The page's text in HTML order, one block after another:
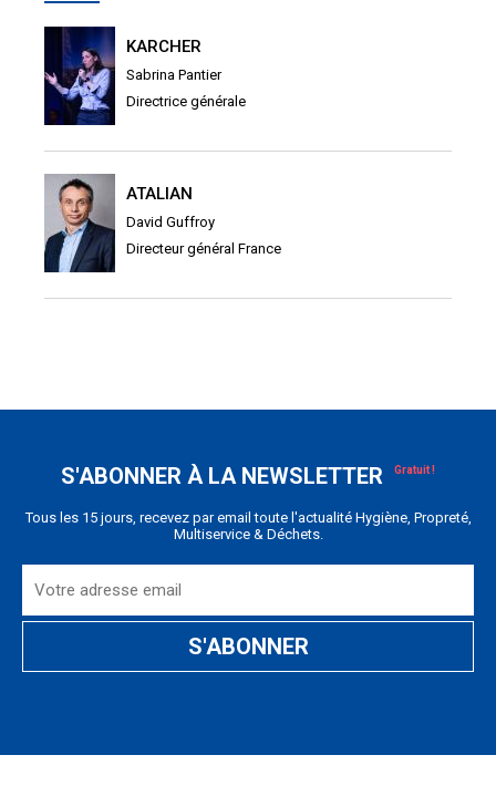
KARCHER
Sabrina Pantier
Directrice générale
ATALIAN
David Guffroy
Directeur général France
S'ABONNER À LA NEWSLETTER
Tous les 15 jours, recevez par email toute l'actualité Hygiène, Propreté,
Multiservice & Déchets.